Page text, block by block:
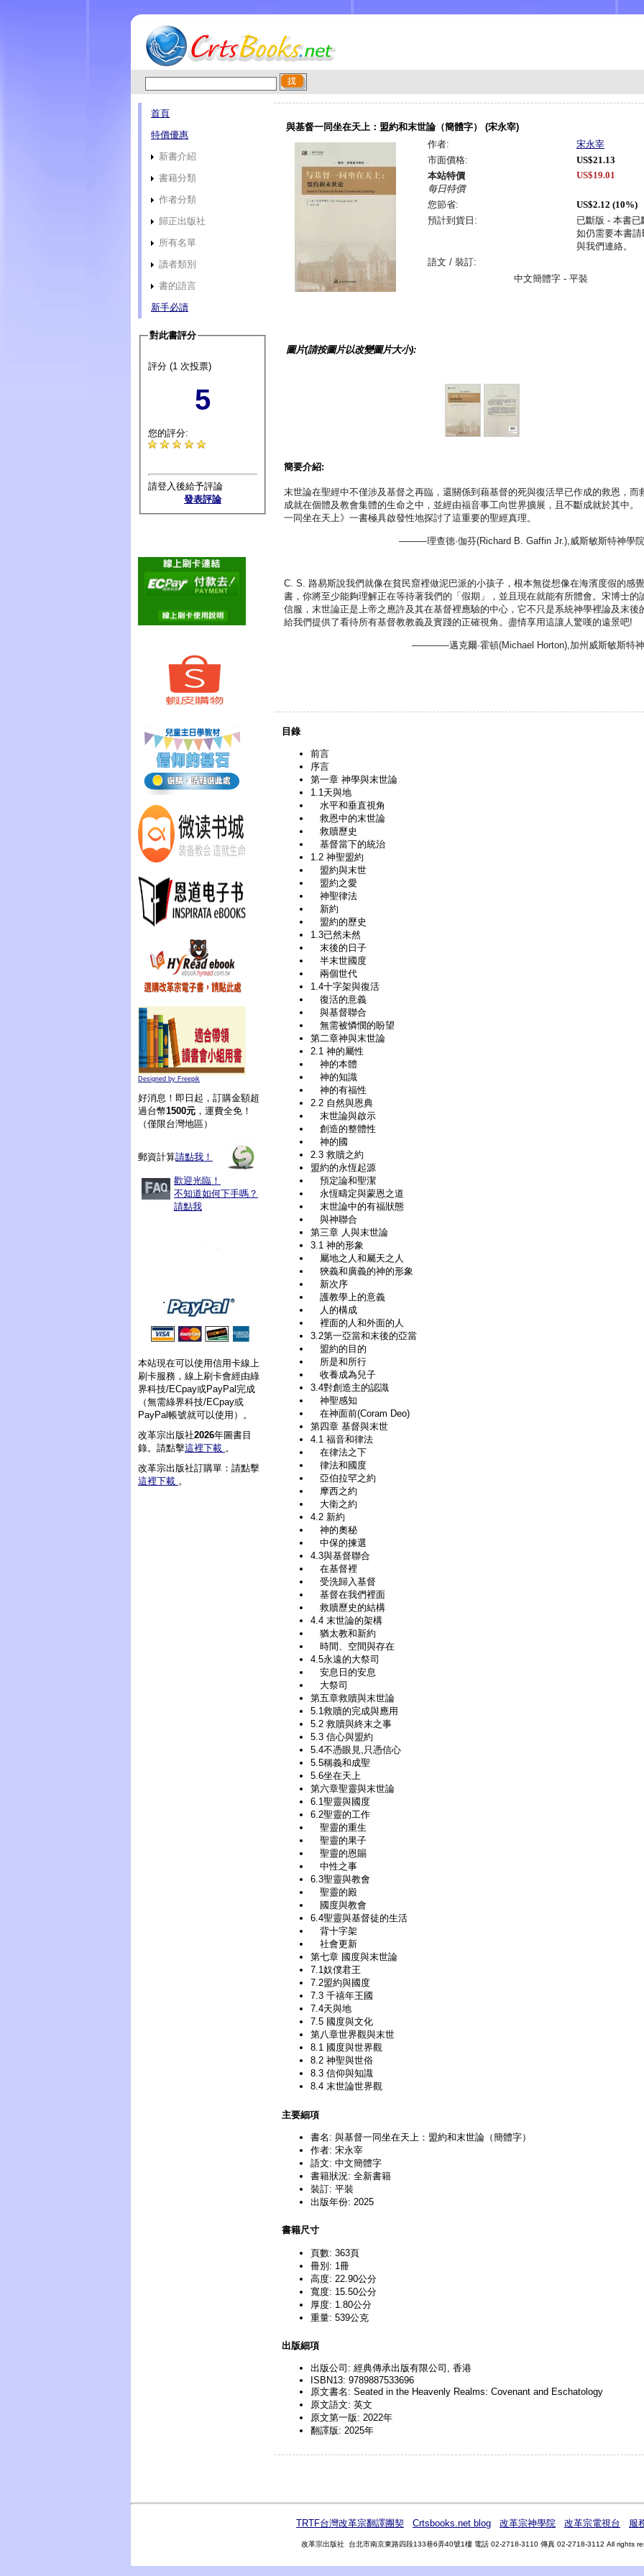
首頁
特價優惠
新書介紹
書籍分類
作者分類
歸正出版社
所有名單
讀者類別
書的語言
新手必讀
對此書評分
評分 (1 次投票)
5
您的評分:
請登入後給予評論
發表評論
Designed by Freepik
好消息！即日起，訂購金額超
過台幣1500元 ，運費全免！
（僅限台灣地區）
郵資計算請點我！
歡迎光臨！
不知道如何下手嗎？
請點我
本站現在可以使用信用卡線上
刷卡服務，線上刷卡會經由綠
界科技/ECpay或PayPal完成
（無需綠界科技/ECpay或
PayPal帳號就可以使用）。
改革宗出版社2026年圖書目
錄。請點擊這裡下載 。
改革宗出版社訂購單：請點擊
這裡下載 。
與基督一同坐在天上：盟約和末世論（簡體字） (宋永宰)
作者:
宋永宰
市面價格:
US$21.13
本站特價
每日特價
US$19.01
您節省:
US$2.12 (10%)
預計到貨日:
已斷版 - 本書已
如仍需要本書請
與我們連絡。
語文 / 裝訂:
中文簡體字 - 平裝
圖片(請按圖片以改變圖片大小):
簡要介紹:
末世論在聖經中不僅涉及基督之再臨，還關係到藉基督的死與復活早已作成的救恩，而
成就在個體及教會集體的生命之中，並經由福音事工向世界擴展，且不斷成就於其中。
一同坐在天上》一書極具啟發性地探討了這重要的聖經真理。
———理查德·伽芬(Richard B. Gaffin Jr.),威斯敏斯特神學
C. S. 路易斯說我們就像在貧民窟裡做泥巴派的小孩子，根本無從想像在海濱度假的感
書，你將至少能夠理解正在等待著我們的「假期」，並且現在就能有所體會。宋博士的
信服，末世論正是上帝之應許及其在基督裡應驗的中心，它不只是系統神學裡論及末後
給我們提供了看待所有基督教教義及實踐的正確視角。盡情享用這讓人驚嘆的遠景吧!
————邁克爾·霍頓(Michael Horton),加州威斯敏斯特
目錄
前言
序言
第一章 神學與末世論
1.1天與地
水平和垂直視角
救恩中的末世論
救贖歷史
基督當下的統治
1.2 神聖盟約
盟約與末世
盟約之愛
神聖律法
新約
盟約的歷史
1.3已然未然
末後的日子
半末世國度
兩個世代
1.4十字架與復活
復活的意義
與基督聯合
無需被憐憫的盼望
第二章神與末世論
2.1 神的屬性
神的本體
神的知識
神的有福性
2.2 自然與恩典
末世論與啟示
創造的整體性
神的國
2.3 救贖之約
盟約的永恆起源
預定論和聖潔
永恆疇定與蒙恩之道
末世論中的有福狀態
與神聯合
第三章 人與末世論
3.1 神的形象
屬地之人和屬天之人
狹義和廣義的神的形象
新次序
護教學上的意義
人的構成
裡面的人和外面的人
3.2第一亞當和末後的亞當
盟約的目的
所是和所行
收養成為兒子
3.4對創造主的認識
神聖感知
在神面前(Coram Deo)
第四章 基督與末世
4.1 福音和律法
在律法之下
律法和國度
亞伯拉罕之約
摩西之約
大衛之約
4.2 新約
神的奧秘
中保的揀選
4.3與基督聯合
在基督裡
受洗歸入基督
基督在我們裡面
救贖歷史的結構
4.4 末世論的架構
猶太教和新約
時間、空間與存在
4.5永遠的大祭司
安息日的安息
大祭司
第五章救贖與末世論
5.1救贖的完成與應用
5.2 救贖與終末之事
5.3 信心與盟約
5.4不憑眼見,只憑信心
5.5稱義和成聖
5.6坐在天上
第六章聖靈與末世論
6.1聖靈與國度
6.2聖靈的工作
聖靈的重生
聖靈的果子
聖靈的恩賜
中性之事
6.3聖靈與教會
聖靈的殿
國度與教會
6.4聖靈與基督徒的生活
背十字架
社會更新
第七章 國度與末世論
7.1奴僕君王
7.2盟約與國度
7.3 千禧年王國
7.4天與地
7.5 國度與文化
第八章世界觀與末世
8.1 國度與世界觀
8.2 神聖與世俗
8.3 信仰與知識
8.4 末世論世界觀
主要細項
書名: 與基督一同坐在天上：盟約和末世論（簡體字）
作者: 宋永宰
語文: 中文簡體字
書籍狀況: 全新書籍
裝訂: 平裝
出版年份: 2025
書籍尺寸
頁數: 363頁
冊別: 1冊
高度: 22.90公分
寬度: 15.50公分
厚度: 1.80公分
重量: 539公克
出版細項
出版公司: 經典傳承出版有限公司, 香港
ISBN13: 9789887533696
原文書名: Seated in the Heavenly Realms: Covenant and Eschatology
原文語文: 英文
原文第一版: 2022年
翻譯版: 2025年
TRTF台灣改革宗翻譯團契 Crtsbooks.net blog 改革宗神學院 改革宗電視台 服
改革宗出版社 台北市南京東路四段133巷6弄40號1樓 電話 02-2718-3110 傳真 02-2718-3112 All rights